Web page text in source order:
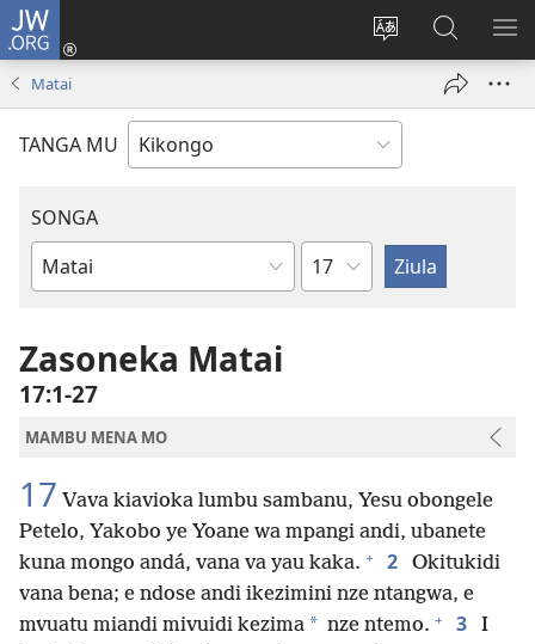
JW.ORG
Soba
nding'a
Kota
(opens
Vavulula
muna
JW.ORG
Matai
TANGA MU
SONGA
Bible
Kapu
Zasoneka Matai
17:1-27
MAMBU MENA MO
17 Vava kiavioka lumbu sambanu, Yesu obongele
Petelo, Yakobo ye Yoane wa mpangi andi, ubanete
kuna mongo andá, vana va yau kaka. + 2
Okitukidi
vana bena; e ndose andi ikezimini nze ntangwa, e
mvuatu miandi mivuidi kezima * nze ntemo. + 3
I